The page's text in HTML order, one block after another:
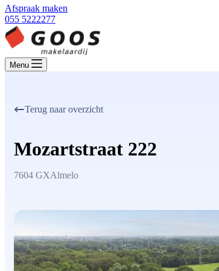
Afspraak maken
055 5222277
Menu
Terug naar overzicht
Mozartstraat 222
7604 GXAlmelo